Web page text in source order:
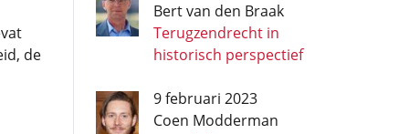
de
Bert van den Braak
Terugzendrecht in
historisch perspectief
9 februari 2023
Coen Modderman